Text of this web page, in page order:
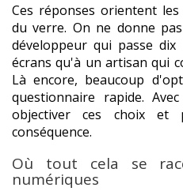
Ces réponses orientent
du verre. On ne donne
développeur qui passe
écrans qu'à un artisan qui
Là encore, beaucoup
questionnaire rapide.
objectiver ces choix et
conséquence.
Où tout cela se
numériques